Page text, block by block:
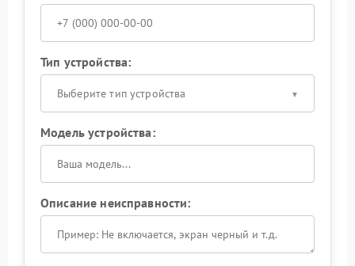
Тип устройства:
Выберите тип устройства
Модель устройства:
Описание неисправности: